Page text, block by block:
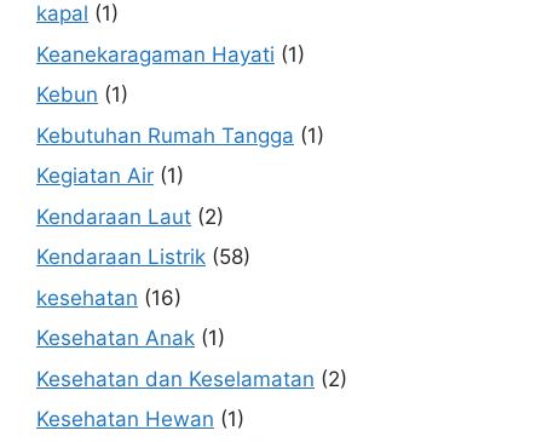
kapal (1)
Keanekaragaman Hayati (1)
Kebun (1)
Kebutuhan Rumah Tangga (1)
Kegiatan Air (1)
Kendaraan Laut (2)
Kendaraan Listrik (58)
kesehatan (16)
Kesehatan Anak (1)
Kesehatan dan Keselamatan (2)
Kesehatan Hewan (1)